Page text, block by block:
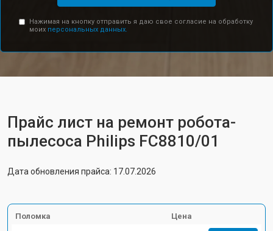
Нажимая на кнопку отправить я даю свое согласие на обработку
моих персональных данных.
Прайс лист на ремонт робота-
пылесоса Philips FC8810/01
Дата обновления прайса: 17.07.2026
Поломка Цена